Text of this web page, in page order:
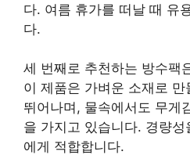
다. 여름 휴가를 떠날 때 유
다.
세 번째로 추천하는 방수팩
이 제품은 가벼운 소재로 만
뛰어나며, 물속에서도 무게
을 가지고 있습니다. 경량
에게 적합합니다.